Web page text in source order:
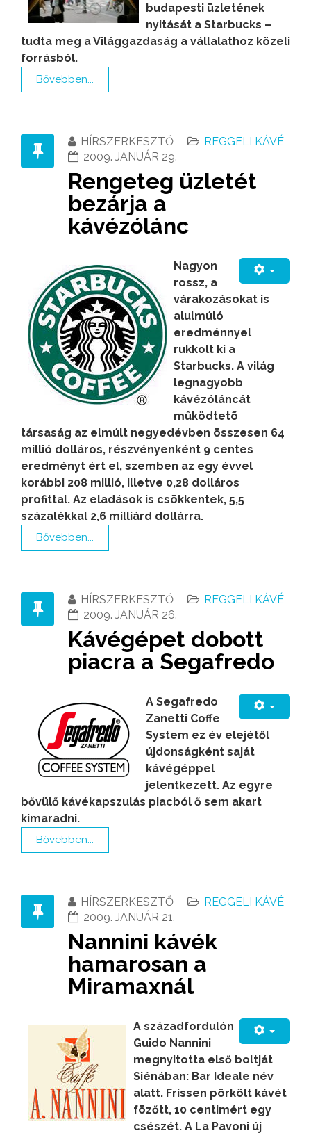
budapesti üzletének
nyitását a Starbucks –
tudta meg a Világgazdaság a vállalathoz közeli
forrásból.
Bővebben...
HÍRSZERKESZTŐ
REGGELI KÁVÉ
2009. JANUÁR 29.
Rengeteg üzletét
bezárja a
kávézólánc
Nagyon
rossz, a
várakozásokat is
alulmúló
eredménnyel
rukkolt ki a
Starbucks. A világ
legnagyobb
kávézóláncát
mûködtetõ
társaság az elmúlt negyedévben összesen 64
millió dolláros, részvényenként 9 centes
eredményt ért el, szemben az egy évvel
korábbi 208 millió, illetve 0,28 dolláros
profittal. Az eladások is csökkentek, 5,5
százalékkal 2,6 milliárd dollárra.
Bővebben...
HÍRSZERKESZTŐ
REGGELI KÁVÉ
2009. JANUÁR 26.
Kávégépet dobott
piacra a Segafredo
A Segafredo
Zanetti Coffe
System ez év elejétől
újdonságként saját
kávégéppel
jelentkezett. Az egyre
bővülő kávékapszulás piacból ő sem akart
kimaradni.
Bővebben...
HÍRSZERKESZTŐ
REGGELI KÁVÉ
2009. JANUÁR 21.
Nannini kávék
hamarosan a
Miramaxnál
A századfordulón
Guido Nannini
megnyitotta első boltját
Siénában: Bar Ideale név
alatt. Frissen pörkölt kávét
fözőtt, 10 centimért egy
csészét. A La Pavoni új